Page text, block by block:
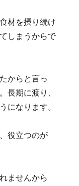
材を摂り続け
しまうからで
からと言っ
長期に渡り、
になります。
役立つのが
ませんから